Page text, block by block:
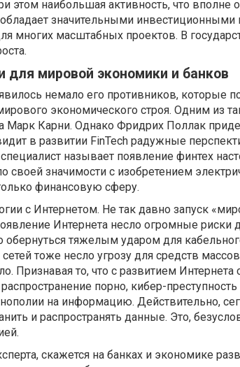
этом наибольшая активность, что вполне
значительными инвестиционными
многих масштабных проектов. В
для мировой экономики и банков
немало его противников, которые
экономического строя. Одним из
Марк Карни. Однако Фридрих Поллак
в развитии FinTech радужные
называет появление финтех
своей значимости с изобретением
финансовую сферу.
с Интернетом. Не так давно запуск
Интернета несло огромные риски
обернуться тяжелым ударом для
тоже несло угрозу для средств
Признавая то, что с развитием Интернета
порно, кибер-
на информацию. Действительно,
и распространять данные. Это,
скажется на банках и экономике